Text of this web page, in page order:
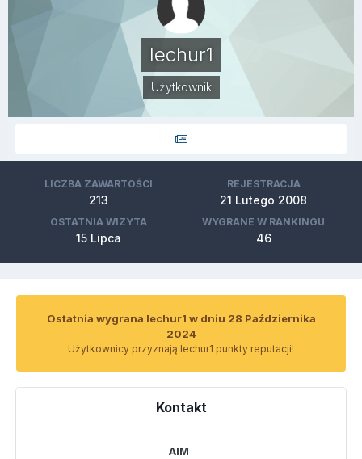
lechur1
Użytkownik
LICZBA ZAWARTOŚCI
213
REJESTRACJA
21 Lutego 2008
OSTATNIA WIZYTA
15 Lipca
WYGRANE W RANKINGU
46
Ostatnia wygrana lechur1 w dniu 28 Października
2024
Użytkownicy przyznają lechur1 punkty reputacji!
Kontakt
AIM